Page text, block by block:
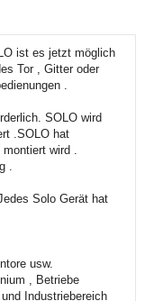
ist es jetzt möglich
Tor , Gitter oder
.
SOLO wird
.SOLO hat
wird .
.
Solo Gerät hat
usw.
, Betriebe
Industriebereich